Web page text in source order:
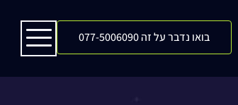
בואו נדבר על זה 077-5006090